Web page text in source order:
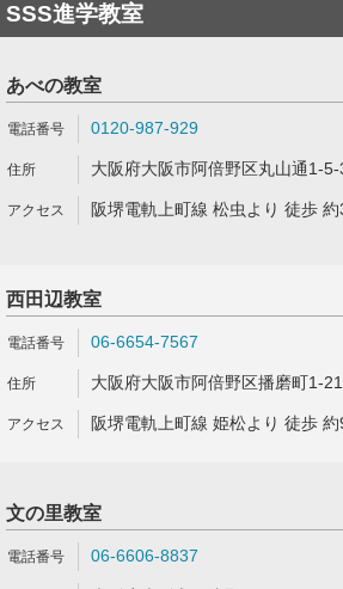
SSS進学教室
あべの教室
0120-987-929
大阪府大阪市阿倍野区丸山通1-
阪堺電軌上町線 松虫より 徒歩
西田辺教室
06-6654-7567
大阪府大阪市阿倍野区播磨町1-
阪堺電軌上町線 姫松より 徒歩
文の里教室
06-6606-8837